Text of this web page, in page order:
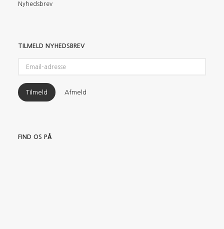
Nyhedsbrev
TILMELD NYHEDSBREV
adresse
Tilmeld Afmeld
FIND OS PÅ